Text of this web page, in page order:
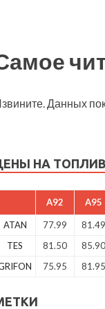
Данных
НА
A92 A95
ATAN 77.99 81.49
TES
81.50 85.90
75.95 81.95